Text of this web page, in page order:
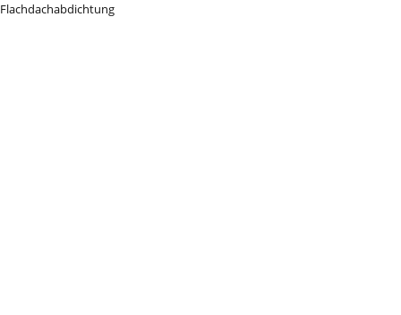
Flachdachabdichtung